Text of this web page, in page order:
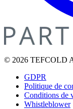
© 2026 TEFCOLD
GDPR
Politique de
Conditions de
Whistleblower